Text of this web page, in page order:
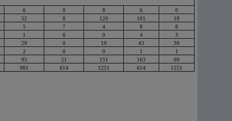
6 0 8 6
0
52 8 120 101
18
5 7 4 8
8
1 6 0 4
3
29 0 19 43
39
2 0 0 1
1
95 21 151 163
69
981 614 1251 614 1251